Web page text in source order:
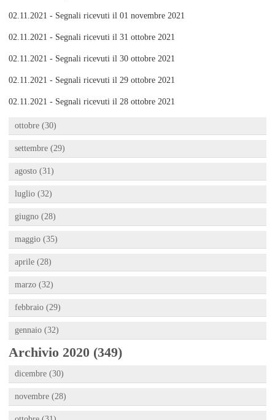
02.11.2021 - Segnali ricevuti il 01 novembre 2021
02.11.2021 - Segnali ricevuti il 31 ottobre 2021
02.11.2021 - Segnali ricevuti il 30 ottobre 2021
02.11.2021 - Segnali ricevuti il 29 ottobre 2021
02.11.2021 - Segnali ricevuti il 28 ottobre 2021
ottobre (30)
settembre (29)
agosto (31)
luglio (32)
giugno (28)
maggio (35)
aprile (28)
marzo (32)
febbraio (29)
gennaio (32)
Archivio 2020 (349)
dicembre (30)
novembre (28)